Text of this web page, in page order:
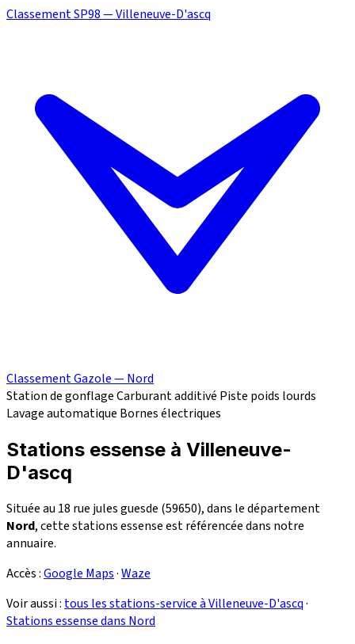
Classement SP98 — Villeneuve-D'ascq
Classement Gazole — Nord
Station de gonflageCarburant additivé Piste poids lourds
Lavage automatique Bornes électriques
Stations essense à Villeneuve-
D'ascq
Située au 18 rue jules guesde (59650), dans le département
Nord, cette stations essense est référencée dans notre
annuaire.
Accès :Google Maps·Waze
Voir aussi : tous les stations-service à Villeneuve-D'ascq·
Stations essense dans Nord